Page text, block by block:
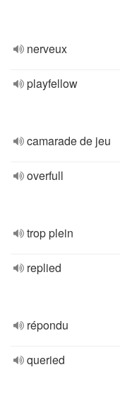
nerveux
playfellow
camarade de jeu
overfull
trop plein
replied
répondu
queried